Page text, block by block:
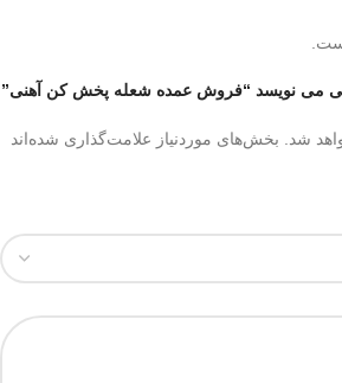
می نویسد “فروش عمده شعله پخش کن آهنی”
شد. بخش‌های موردنیاز علامت‌گذاری شده‌اند